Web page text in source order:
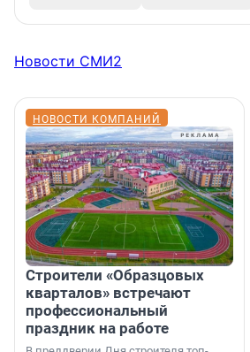
Новости СМИ2
НОВОСТИ КОМПАНИЙ
Строители «Образцовых
кварталов» встречают
профессиональный
праздник на работе